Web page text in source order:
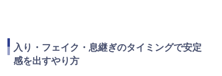
入り・フェイク・息継ぎのタイミングで安定
感を出すやり方